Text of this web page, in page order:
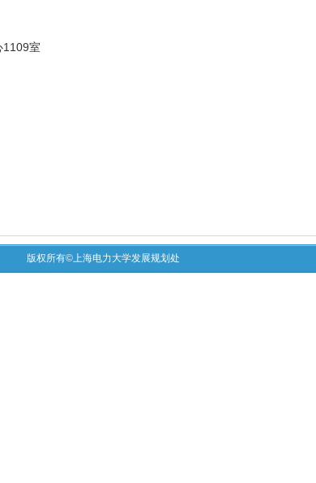
室
版权所有©上海电力大学发展规划处